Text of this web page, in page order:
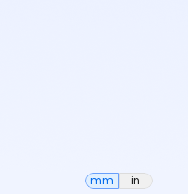
mm in